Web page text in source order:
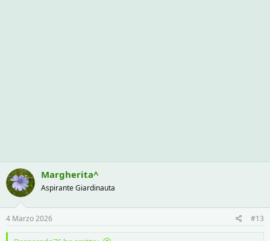
Margherita^
Aspirante Giardinauta
4 Marzo 2026 #13